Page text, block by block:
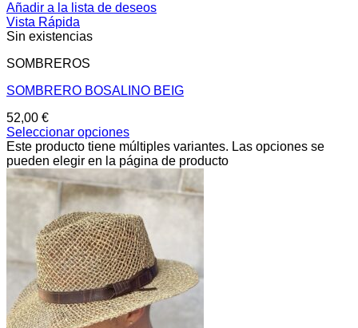
Añadir a la lista de deseos
Vista Rápida
Sin existencias
SOMBREROS
SOMBRERO BOSALINO BEIG
52,00 €
Seleccionar opciones
Este producto tiene múltiples variantes. Las opciones se
pueden elegir en la página de producto